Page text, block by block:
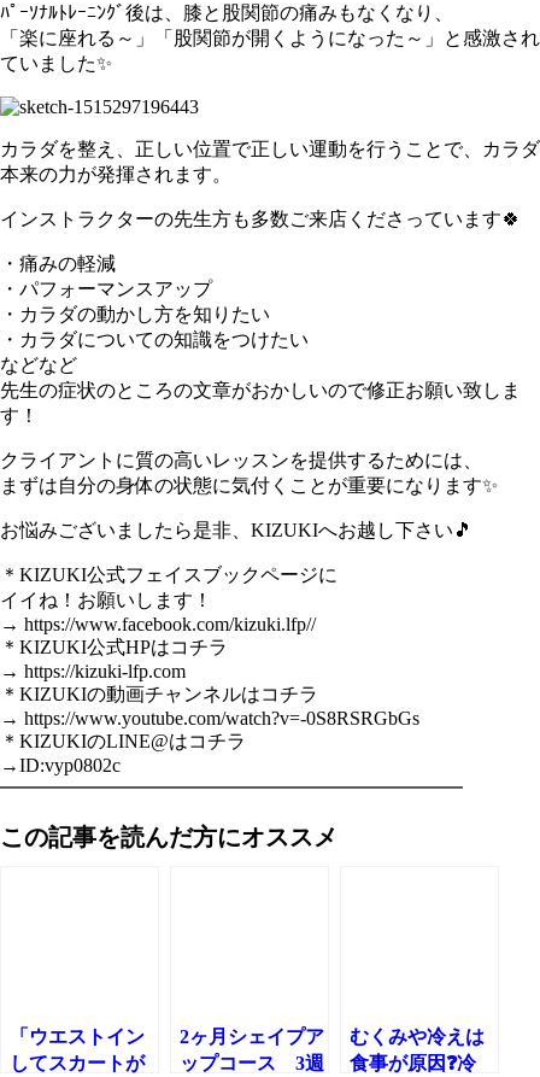
ﾊﾟｰｿﾅﾙﾄﾚｰﾆﾝｸﾞ後は、膝と股関節の痛みもなくなり、
「楽に座れる～」「股関節が開くようになった～」と感激され
ていました✨
カラダを整え、正しい位置で正しい運動を行うことで、カラダ
本来の力が発揮されます。
インストラクターの先生方も多数ご来店くださっています🍀
・痛みの軽減
・パフォーマンスアップ
・カラダの動かし方を知りたい
・カラダについての知識をつけたい
などなど
先生の症状のところの文章がおかしいので修正お願い致しま
す！
クライアントに質の高いレッスンを提供するためには、
まずは自分の身体の状態に気付くことが重要になります✨
お悩みございましたら是非、KIZUKIへお越し下さい🎵
＊KIZUKI公式フェイスブックページに
イイね！お願いします！
→ https://www.facebook.com/kizuki.lfp//
＊KIZUKI公式HPはコチラ
→ https://kizuki-lfp.com
＊KIZUKIの動画チャンネルはコチラ
→ https://www.youtube.com/watch?v=-0S8RSRGbGs
＊KIZUKIのLINE@はコチラ
→ID:vyp0802c
━━━━━━━━━━━━━━━━━━━━━━━━
この記事を読んだ方にオススメ
「ウエストイン
してスカートが
2ヶ月シェイプア
ップコース 3週
むくみや冷えは
食事が原因❓冷